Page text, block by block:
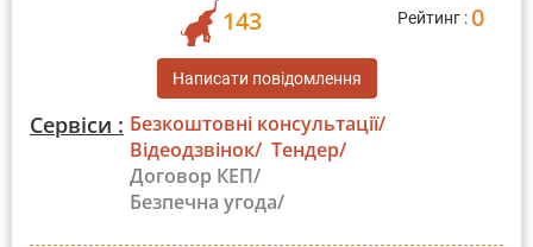
143 Рейтинг : 0
Написати повідомлення
Сервіси : Безкоштовні консультації/
Відеодзвінок/ Тендер/
Договор КЕП/
Безпечна угода/